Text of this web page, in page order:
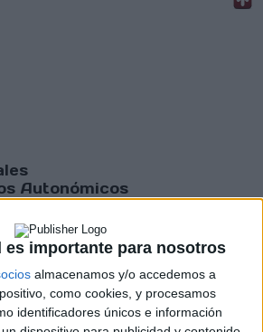
es importante para nosotros
almacenamos y/o accedemos a
como cookies, y procesamos
identificadores únicos e información
Autonómicos